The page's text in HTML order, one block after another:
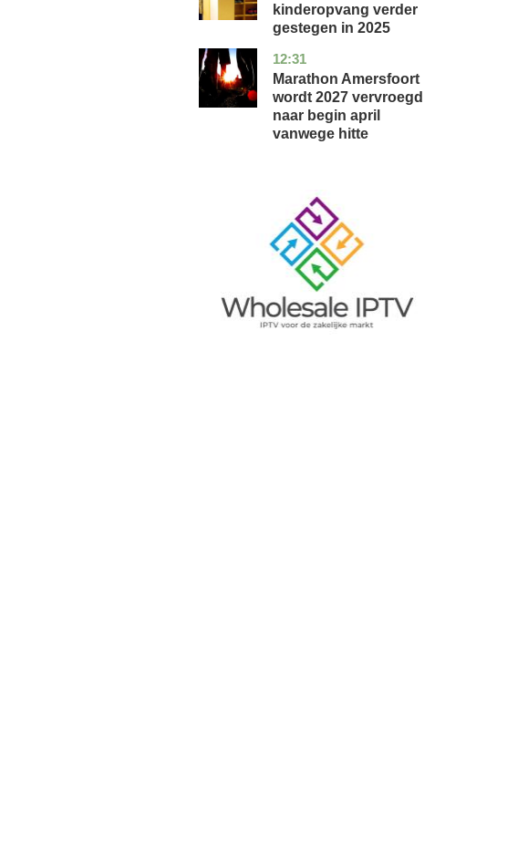
kinderopvang verder
gestegen in 2025
12:31
utrecht
nieuws
Marathon Amersfoort
wordt 2027 vervroegd
naar begin april
vanwege hitte